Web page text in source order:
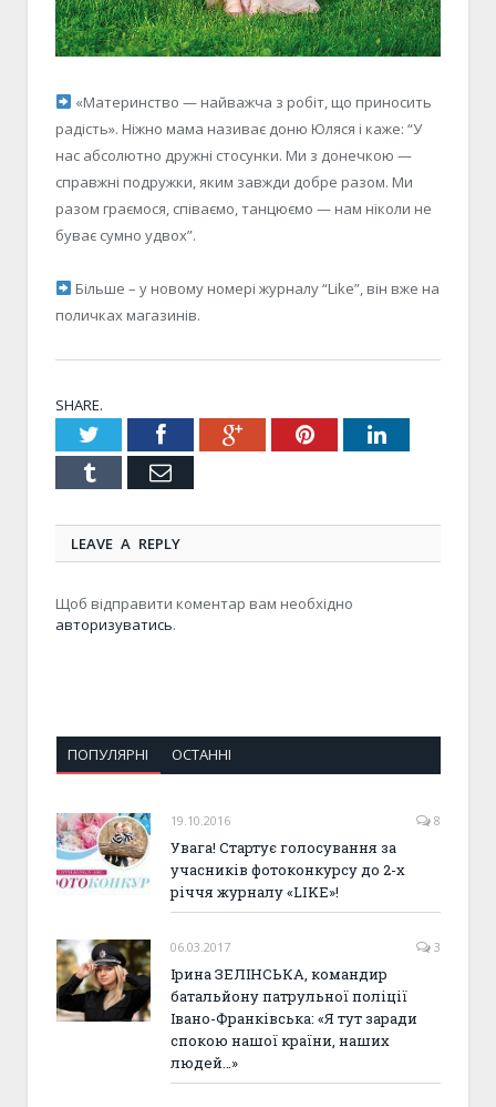
«Материнство — найважча з робіт, що приносить
радість». Ніжно мама називає доню Юляся і каже: “У
нас абсолютно дружні стосунки. Ми з донечкою —
справжні подружки, яким завжди добре разом. Ми
разом граємося, співаємо, танцюємо — нам ніколи не
буває сумно удвох”.
Більше – у новому номері журналу “Like”, він вже на
поличках магазинів.
SHARE.
TwitterFacebookGoogle+PinterestLinkedIn
Tumblr Email
LEAVE A REPLY
Щоб відправити коментар вам необхідно
авторизуватись.
ПОПУЛЯРНІ ОСТАННІ
19.10.2016 8
Увага! Стартує голосування за
учасників фотоконкурсу до 2-х
річчя журналу «LIKE»!
06.03.2017 3
Ірина ЗЕЛІНСЬКА, командир
батальйону патрульної поліції
Івано-Франківська: «Я тут заради
спокою нашої країни, наших
людей…»